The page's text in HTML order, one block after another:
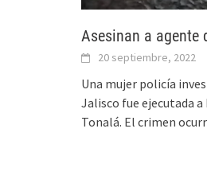
Asesinan a agente
20 septiembre, 2022
Una mujer policía
Jalisco fue ejecutada
Tonalá. El crimen